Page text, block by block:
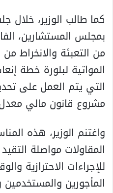
كما طالب الوزير، خلال
بمجلس المستشارين،
من التعبئة والانخراط
المواتية لبلورة خطة
التي يتم العمل على
مشروع قانون مالي
واغتنم الوزير، هذه
المقاولات مواصلة
للإجراءات الاحترازية
المأجورين والمستخدمين